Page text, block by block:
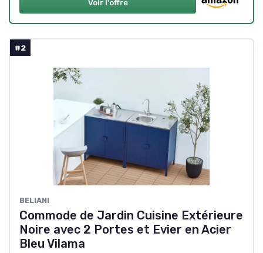
Voir l'offre
#2
BELIANI
Commode de Jardin Cuisine Extérieure
Noire avec 2 Portes et Evier en Acier
Bleu Vilama